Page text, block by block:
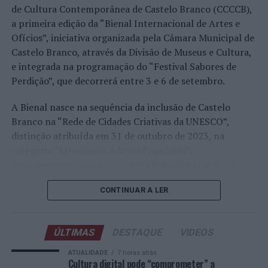
realizado em território nacional. Nuno Borges, Jaime
Faria, Henrique Rocha, Frederico Ferreira Silva, Tiago
Pereira e Tiago Torres integraram o quadro principal,
beneficiando, de igual modo, da reorganização dos wild
cards após as entradas diretas de alguns jogadores.
Entre os portugueses, Tiago Torres e Jaime Faria
protagonizaram as melhores campanhas da edição,
ambos alcançando os quartos de final. Torres assinou
um dos resultados mais marcantes do torneio ao
neerlandês Botic van de Zandschulp, alcançando
também os quartos de final, onde acabou eliminado pelo
italiano Luciano Darderi, num encontro decidido em três
de Cultura Contemporânea de Castelo Branco (CCCCB),
a primeira edição da “Bienal Internacional de Artes e
Ofícios”, iniciativa organizada pela Câmara Municipal de
Castelo Branco, através da Divisão de Museus e Cultura,
e integrada na programação do “Festival Sabores de
Perdição”, que decorrerá entre 3 e 6 de setembro.
A Bienal nasce na sequência da inclusão de Castelo
Branco na “Rede de Cidades Criativas da UNESCO”,
distinção atribuída em 31 de outubro de 2023, na
“valor patrimonial, artístico e identitário” do “Bordado
de Castelo Branco”, uma das manifestações mais
da identidade albicastrense.
Ao longo de dois dias, especialistas nacionais e
internacionais, investigadores, artesãos, representantes
CONTINUAR A LER
ÚLTIMAS
ATUALIDADE 7 horas atrás
Cultura digital pode “comprometer” a